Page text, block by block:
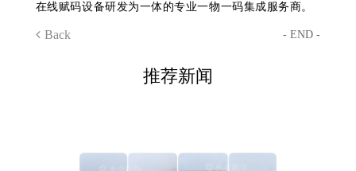
在线赋码设备研发为一体的专业一物一码集成服务商。
Back - END -
推荐新闻